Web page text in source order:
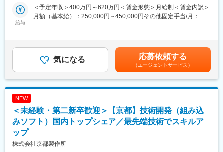
・客先との構成の検討及び仕様提案
（営業担当と一緒に打ち合わせに参加します）
・電車車両に搭載の照明機器への組み込みソフトウェア
・鉄道車両用 電子器具
・介護用 電子器具 制御ユニット
設備故障予知 IMU制御基板
給与
＜予定年収＞400万円～620万円＜賃金形態＞月給制＜賃金内訳＞
月額（基本給）：250,000円～450,000円その他固定手当/月：
訳：能力給50,000円賃金はあくまでも目安の金額であり、選考を
通じて上下する可能性があります。月給(月額)は固定手当を含めた
表記です。
気になる 応募依頼する
（エージェントサービス）
NEW
＜未経験・第二新卒歓迎＞【京都】技術開発（組み込
みソフト）国内トップシェア／最先端技術でスキルア
ップ
株式会社京都製作所